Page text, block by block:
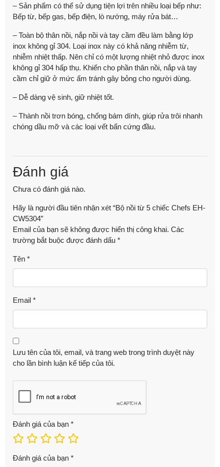
– Sản phẩm có thể sử dụng tiện lợi trên nhiều loại bếp như:
Bếp từ, bếp gas, bếp điện, lò nướng, máy rửa bát…
– Toàn bộ thân nồi, nắp nồi và tay cầm đều làm bằng lớp
inox không gỉ 304. Loại inox này có khả năng nhiễm từ,
nhiễm nhiệt thấp. Nên chỉ có một lượng nhiệt nhỏ được inox
không gỉ 304 hấp thụ. Khiến cho phần thân nồi, nắp và tay
cầm chỉ giữ ở mức ấm tránh gây bỏng cho người dùng.
– Dễ dàng vệ sinh, giữ nhiệt tốt.
– Thành nồi trơn bóng, chống bám dính, giúp rửa trôi nhanh
chóng dầu mỡ và các loại vết bẩn cứng đầu.
Đánh giá
Chưa có đánh giá nào.
Hãy là người đầu tiên nhận xét “Bộ nồi từ 5 chiếc Chefs EH-
CW5304”
Email của bạn sẽ không được hiển thị công khai. Các
trường bắt buộc được đánh dấu *
Tên *
Email *
Lưu tên của tôi, email, và trang web trong trình duyệt này
cho lần bình luận kế tiếp của tôi.
Đánh giá của bạn *
Đánh giá của bạn *